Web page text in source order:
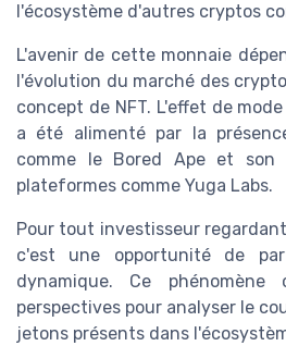
l'écosystème d'autres cryptos
L'avenir de cette monnaie
l'évolution du marché des
concept de NFT. L'effet de
a été alimenté par la
comme le Bored Ape et son
plateformes comme Yuga Labs.
Pour tout investisseur
c'est une opportunité de
dynamique. Ce phénomène
perspectives pour analyser le
jetons présents dans